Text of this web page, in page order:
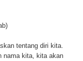
)
tentang diri kita.
nama kita, kita akan